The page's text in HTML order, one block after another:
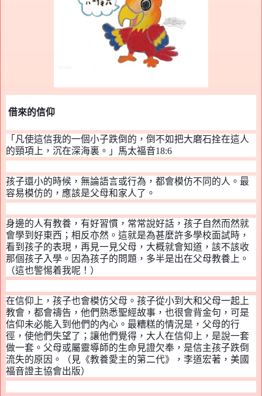
借來的信仰
「凡使這信我的一個小子跌倒的，倒不如把大磨石拴在這人
的頸項上，沉在深海裏。」馬太福音18:6
孩子還小的時候，無論語言或行為 ， 都會模仿不同的人。最
容易模仿的，應該是父母和家人了。
身邊的人有教養，有好習慣 ， 常常說好話，孩子自然而然就
會學到好東西；相反亦然。這就是為甚麼許多學校面試時，
看到孩子的表現，再見一見父母，大概就會知道，該不該收
那個孩子入學。因為孩子的問題，多半是出在父母教養上。
（這也警惕着我呢！）
在信仰上，孩子也會模仿父母。 孩子從小到大和父母一起上
教會，都會禱告，他們熟悉聖經故事，也很會背金句，可是
信仰未必能入到他們的內心。 最糟糕的情況是，父母的行
徑，使他們失望了；讓他們覺得，大人在信仰上，是說一套
做一套。父母或屬靈導師的生命見證欠奉，是信主孩子跌倒
流失的原因。（見《教養愛主的第二代》，李道宏著，美國
福音證主協會出版）